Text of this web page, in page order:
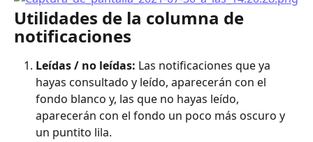
Utilidades de la columna de
notificaciones
Leídas / no leídas: Las notificaciones que ya
hayas consultado y leído, aparecerán con el
fondo blanco y, las que no hayas leído,
aparecerán con el fondo un poco más oscuro y
un puntito lila.